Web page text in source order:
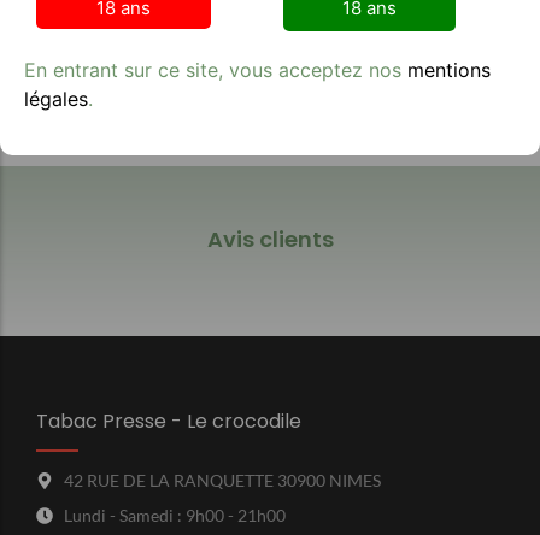
**Contexte image :** most-wanted-strawberry-
Avis clients
Tabac Presse - Le crocodile
42 RUE DE LA RANQUETTE 30900 NIMES
Lundi - Samedi : 9h00 - 21h00
18 ans 18 ans
En entrant sur ce site, vous acceptez nos mentions
légales.